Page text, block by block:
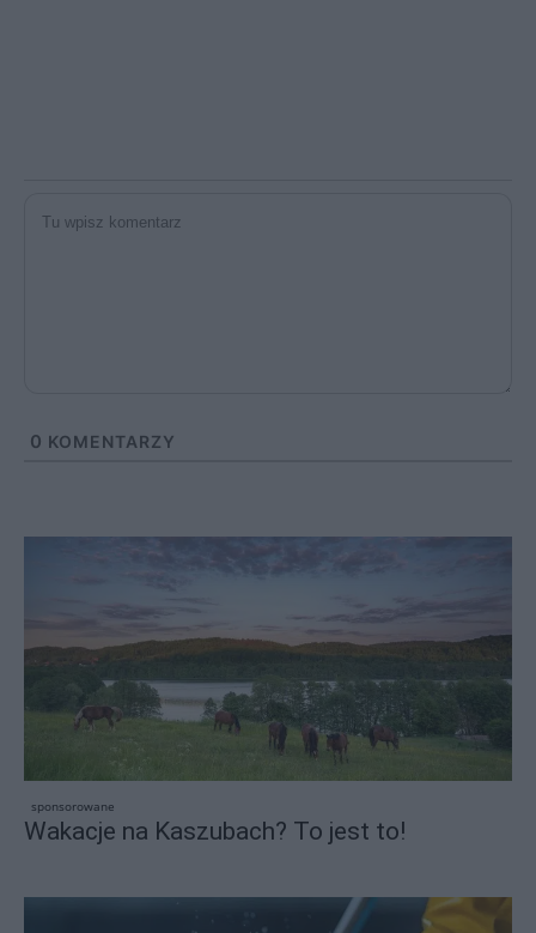
0 KOMENTARZY
sponsorowane
Wakacje na Kaszubach? To jest to!